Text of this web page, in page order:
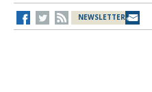
NEWSLETTER